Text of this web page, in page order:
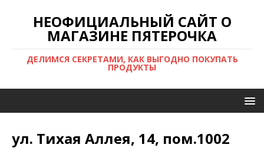
НЕОФИЦИАЛЬНЫЙ САЙТ О
МАГАЗИНЕ ПЯТЕРОЧКА
ДЕЛИМСЯ СЕКРЕТАМИ, КАК ВЫГОДНО ПОКУПАТЬ
ПРОДУКТЫ
ул. Тихая Аллея, 14, пом.1002